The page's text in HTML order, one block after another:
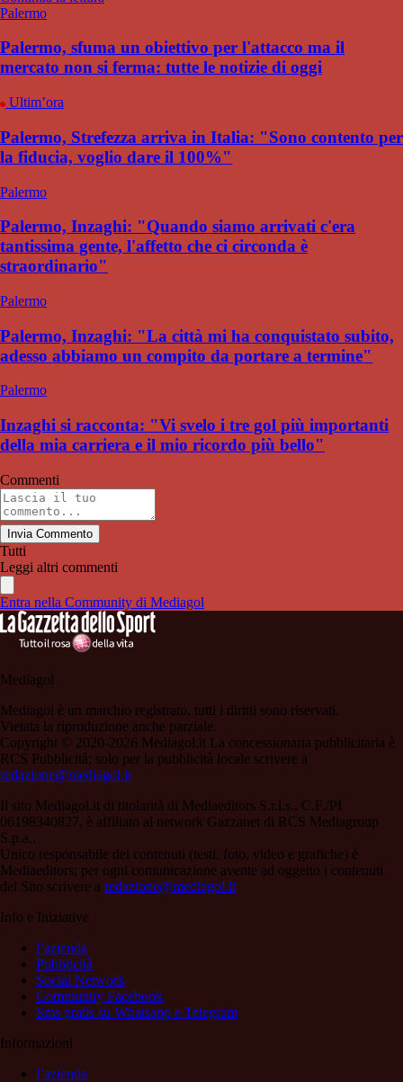
Palermo
Palermo, sfuma un obiettivo per l'attacco ma il
mercato non si ferma: tutte le notizie di oggi
Ultim’ora
Palermo, Strefezza arriva in Italia: "Sono contento per
la fiducia, voglio dare il 100%"
Palermo
Palermo, Inzaghi: "Quando siamo arrivati c'era
tantissima gente, l'affetto che ci circonda è
straordinario"
Palermo
Palermo, Inzaghi: "La città mi ha conquistato subito,
adesso abbiamo un compito da portare a termine"
Palermo
Inzaghi si racconta: "Vi svelo i tre gol più importanti
della mia carriera e il mio ricordo più bello"
Commenti
Invia Commento
Tutti
Leggi altri commenti
Entra nella Community di Mediagol
Mediagol
Mediagol è un marchio registrato, tutti i diritti sono riservati.
Vietata la riproduzione anche parziale.
Copyright © 2020-2026 Mediagol.it La concessionaria pubblicitaria è
RCS Pubblicità; solo per la pubblicità locale scrivere a
redazione@mediagol.it
Il sito Mediagol.it di titolarità di Mediaeditors S.r.l.s., C.F./PI
06198340827, è affiliato al network Gazzanet di RCS Mediagroup
S.p.a..
Unico responsabile dei contenuti (testi, foto, video e grafiche) è
Mediaeditors; per ogni comunicazione avente ad oggetto i contenuti
del Sito scrivere a redazione@mediagol.it
Info e Iniziative
l’azienda
Pubblicità
Social Network
Community Facebook
Sms gratis su Whatsapp e Telegram
Informazioni
l’azienda